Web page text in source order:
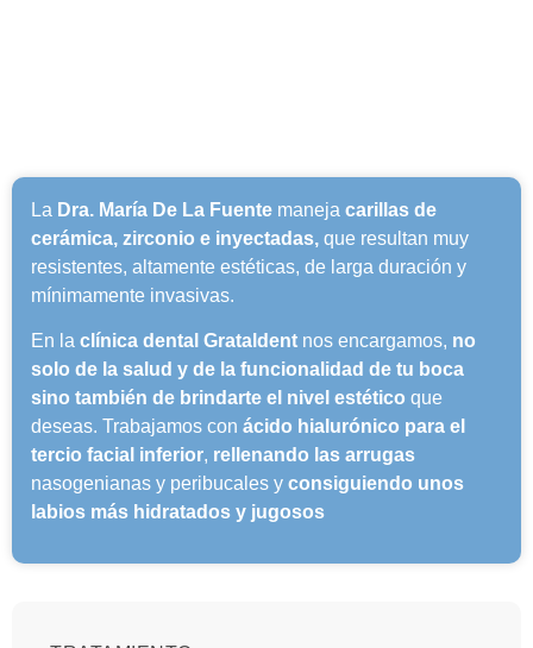
La Dra. María De La Fuente maneja carillas de
cerámica, zirconio e inyectadas, que resultan muy
resistentes, altamente estéticas, de larga duración y
mínimamente invasivas.
En la clínica dental Grataldent nos encargamos, no
solo de la salud y de la funcionalidad de tu boca
sino también de brindarte el nivel estético que
deseas. Trabajamos con ácido hialurónico para el
tercio facial inferior, rellenando las arrugas
nasogenianas y peribucales y consiguiendo unos
labios más hidratados y jugosos